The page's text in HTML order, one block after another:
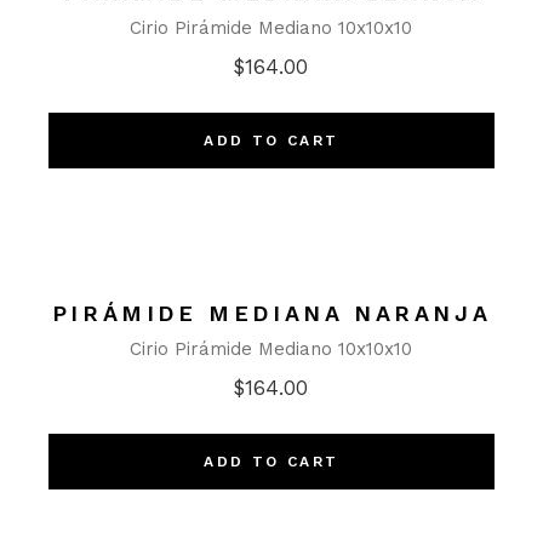
Cirio Pirámide Mediano 10x10x10
$164.00
ADD TO CART
PIRÁMIDE MEDIANA NARANJA
Cirio Pirámide Mediano 10x10x10
$164.00
ADD TO CART